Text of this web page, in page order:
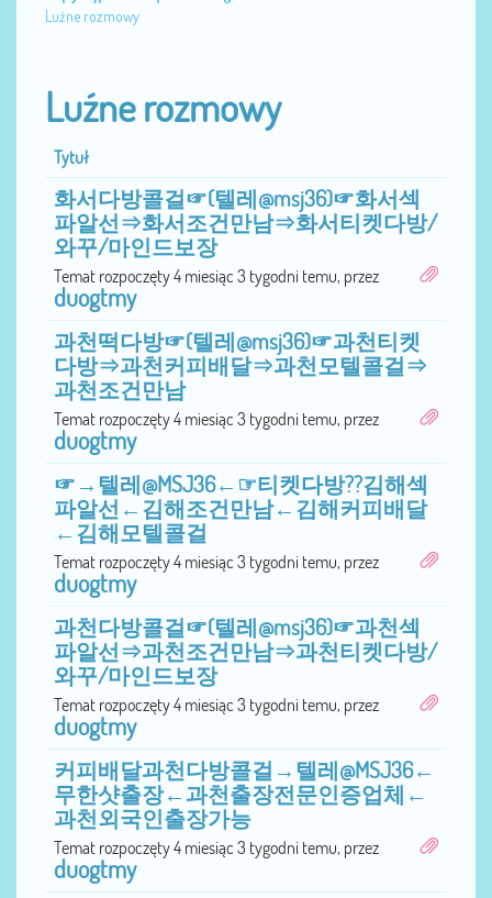
Luźne rozmowy
Luźne rozmowy
Tytuł
화서다방콜걸☞(텔레@msj36)☞화서섹
파알선⇒화서조건만남⇒화서티켓다방/
와꾸/마인드보장
Temat rozpoczęty 4 miesiąc 3 tygodni temu, przez
duogtmy
과천떡다방☞(텔레@msj36)☞과천티켓
다방⇒과천커피배달⇒과천모텔콜걸⇒
과천조건만남
Temat rozpoczęty 4 miesiąc 3 tygodni temu, przez
duogtmy
☞→텔레@MSJ36←☞티켓다방??김해섹
파알선←김해조건만남←김해커피배달
←김해모텔콜걸
Temat rozpoczęty 4 miesiąc 3 tygodni temu, przez
duogtmy
과천다방콜걸☞(텔레@msj36)☞과천섹
파알선⇒과천조건만남⇒과천티켓다방/
와꾸/마인드보장
Temat rozpoczęty 4 miesiąc 3 tygodni temu, przez
duogtmy
커피배달과천다방콜걸→텔레@MSJ36←
무한샷출장←과천출장전문인증업체←
과천외국인출장가능
Temat rozpoczęty 4 miesiąc 3 tygodni temu, przez
duogtmy